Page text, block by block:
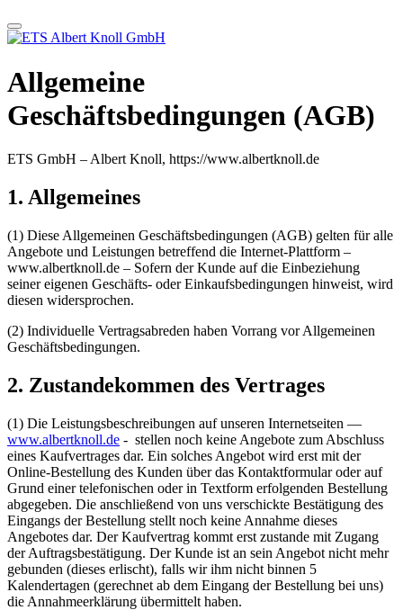
Allgemeine
Geschäftsbedingungen (AGB)
ETS GmbH – Albert Knoll, https://www.albertknoll.de
1. Allgemeines
(1) Diese Allgemeinen Geschäftsbedingungen (AGB) gelten für alle
Angebote und Leistungen betreffend die Internet-Plattform –
www.albertknoll.de – Sofern der Kunde auf die Einbeziehung
seiner eigenen Geschäfts- oder Einkaufsbedingungen hinweist, wird
diesen widersprochen.
(2) Individuelle Vertragsabreden haben Vorrang vor Allgemeinen
Geschäftsbedingungen.
2. Zustandekommen des Vertrages
(1) Die Leistungsbeschreibungen auf unseren Internetseiten —
www.albertknoll.de - stellen noch keine Angebote zum Abschluss
eines Kaufvertrages dar. Ein solches Angebot wird erst mit der
Online-Bestellung des Kunden über das Kontaktformular oder auf
Grund einer telefonischen oder in Textform erfolgenden Bestellung
abgegeben. Die anschließend von uns verschickte Bestätigung des
Eingangs der Bestellung stellt noch keine Annahme dieses
Angebotes dar. Der Kaufvertrag kommt erst zustande mit Zugang
der Auftragsbestätigung. Der Kunde ist an sein Angebot nicht mehr
gebunden (dieses erlischt), falls wir ihm nicht binnen 5
Kalendertagen (gerechnet ab dem Eingang der Bestellung bei uns)
die Annahmeerklärung übermittelt haben.